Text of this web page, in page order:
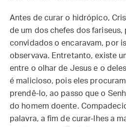
Antes de curar o hidrópico,
de um dos chefes dos fariseus,
convidados o encaravam, por
observava. Entretanto, existe
entre o olhar de Jesus e o
é malicioso, pois eles
prendê-lo, ao passo que o
do homem doente.
palavra, a fim de curar-lhes a